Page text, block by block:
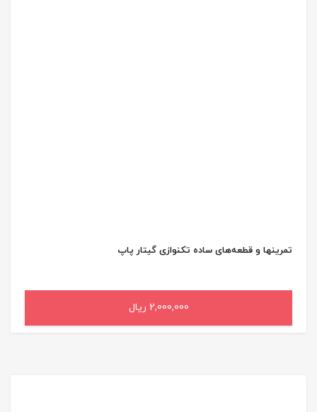
تمرینها و قطعه‌های ساده تکنوازی گیتار پاپ
2,000,000 ریال
افزودن به سبد خرید